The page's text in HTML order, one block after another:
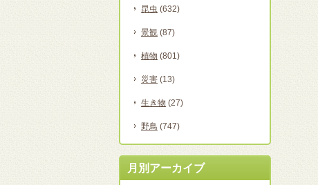
昆虫 (632)
景観 (87)
植物 (801)
災害 (13)
生き物 (27)
野鳥 (747)
月別アーカイブ